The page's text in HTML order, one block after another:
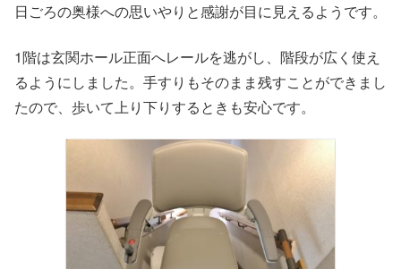
日ごろの奥様への思いやりと感謝が目に見えるようです。
1階は玄関ホール正面へレールを逃がし、階段が広く使え
るようにしました。手すりもそのまま残すことができまし
たので、歩いて上り下りするときも安心です。